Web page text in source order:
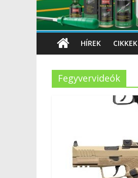
HÍREK CIKKEK
Fegyvervideók